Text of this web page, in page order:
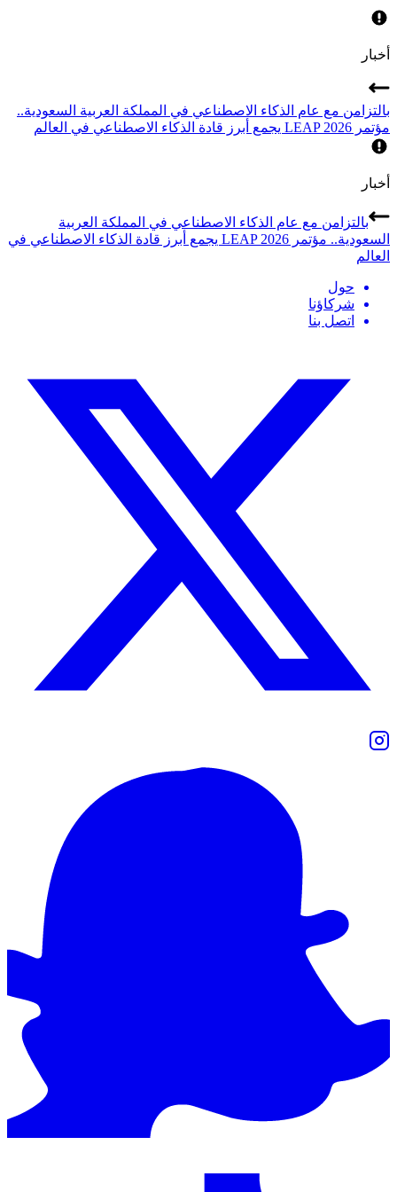
أخبار
بالتزامن مع عام الذكاء الاصطناعي في المملكة العربية السعودية..
مؤتمر LEAP 2026 يجمع أبرز قادة الذكاء الاصطناعي في العالم
أخبار
بالتزامن مع عام الذكاء الاصطناعي في المملكة العربية
السعودية.. مؤتمر LEAP 2026 يجمع أبرز قادة الذكاء الاصطناعي في
العالم
حول
شركاؤنا
اتصل بنا